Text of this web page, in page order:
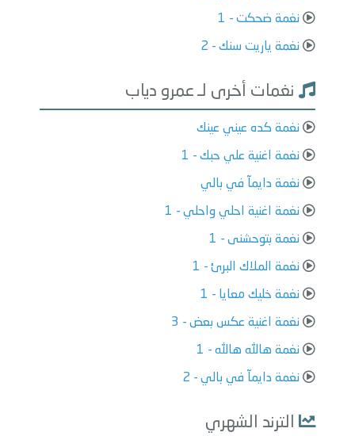
نغمة ضحكت - 1
نغمة ياريت سنك - 2
نغمات أخرى لـ عمرو دياب
نغمة كده عيني عينك
نغمة اغنية علي حبك - 1
نغمة دايمآ في بالي
نغمة اغنية احلي واحلي - 1
نغمة بتوحشنى - 1
نغمة الملاك البرئ - 1
نغمة خليك معايا - 1
نغمة اغنية عكس بعض - 3
نغمة هالله هالله - 1
نغمة دايمآ في بالي - 2
الترند الشهري